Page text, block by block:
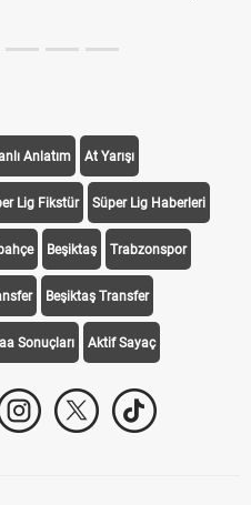
Anlatım At Yarışı
Lig Fikstür Süper Lig Haberleri
Beşiktaş Trabzonspor
Beşiktaş Transfer
Sonuçları Aktif Sayaç